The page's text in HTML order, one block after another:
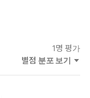
1명 평가
별점 분포 보기